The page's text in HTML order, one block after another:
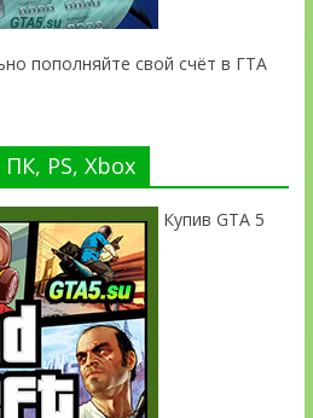
пополняйте свой счёт в ГТА
PS, Xbox
Купив GTA 5